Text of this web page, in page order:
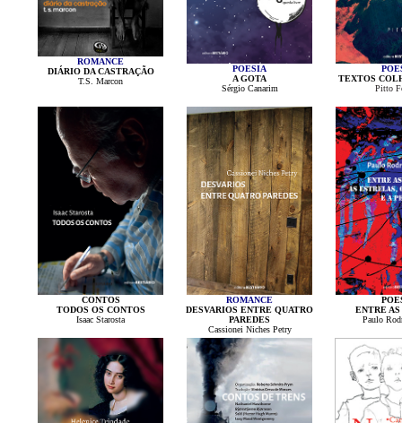
ROMANCE
DIÁRIO DA CASTRAÇÃO
T.S. Marcon
POESIA
A GOTA
Sérgio Canarim
TEXTOS
Pitto
CONTOS
TODOS OS CONTOS
Isaac Starosta
ROMANCE
DESVARIOS ENTRE QUATRO
PAREDES
Cassionei Niches Petry
ENTRE
Paulo